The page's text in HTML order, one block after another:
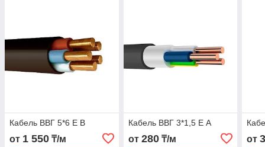
Кабель ВВГ 5*6 Е В
от 1 550 ₸/м
Кабель ВВГ 3*1,5 Е А
от 280₸/м от